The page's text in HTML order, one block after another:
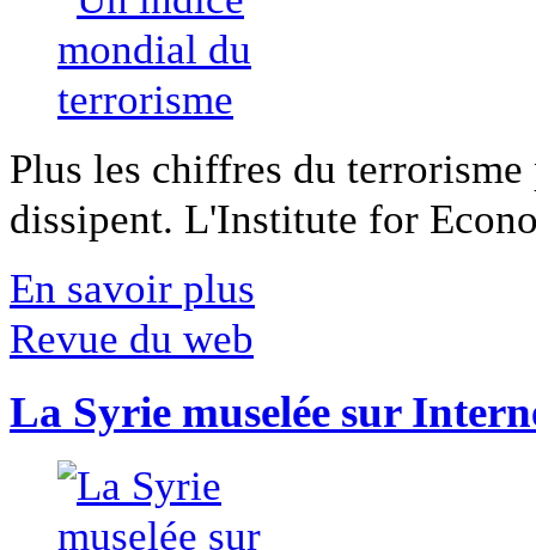
Plus les chiffres du
dissipent. L'Institute for
En savoir plus
Revue du web
La Syrie muselée sur